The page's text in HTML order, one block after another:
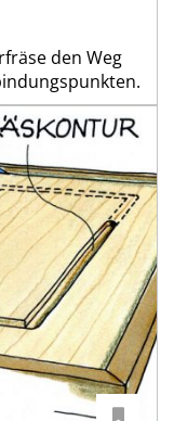
den Weg